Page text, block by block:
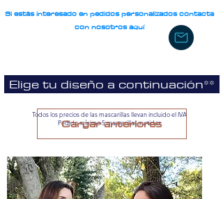
Si estás interesado en pedidos personalizados contacta
con nosotros aquí
Elige tu diseño a continuación**
Todos los precios de las mascarillas llevan incluido el IVA
Pedido mínimo 5 mascarillas surtidas
Cargar anteriores